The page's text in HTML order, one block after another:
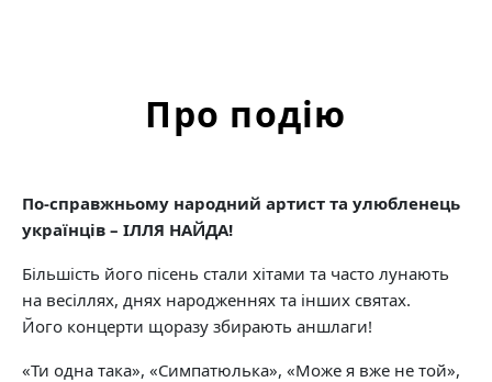
Про подію
По-справжньому народний артист та улюбленець
українців – ІЛЛЯ НАЙДА!
Більшість його пісень стали хітами та часто лунають
на весіллях, днях народженнях та інших святах.
Його концерти щоразу збирають аншлаги!
«Ти одна така», «Симпатюлька», «Може я вже не той»,